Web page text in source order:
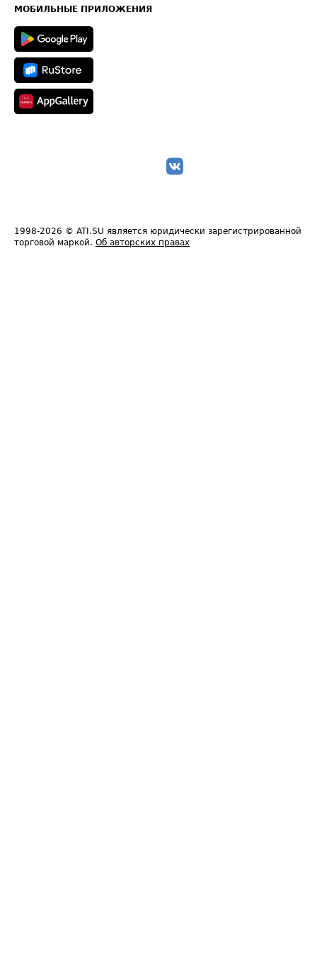
Техническая информация
МОБИЛЬНЫЕ ПРИЛОЖЕНИЯ
1998-2026 © ATI.SU является юридически зарегистрированной
торговой маркой. Об авторских правах